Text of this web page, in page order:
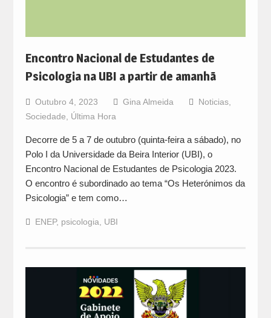
Encontro Nacional de Estudantes de
Psicologia na UBI a partir de amanhã
Outubro 4, 2023 Gina Almeida Noticias,
Sociedade, Última Hora
Decorre de 5 a 7 de outubro (quinta-feira a sábado), no
Polo I da Universidade da Beira Interior (UBI), o
Encontro Nacional de Estudantes de Psicologia 2023.
O encontro é subordinado ao tema “Os Heterónimos da
Psicologia” e tem como…
ENEP, psicologia, UBI